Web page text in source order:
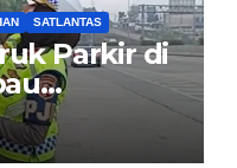
SATLANTAS
Parkir di